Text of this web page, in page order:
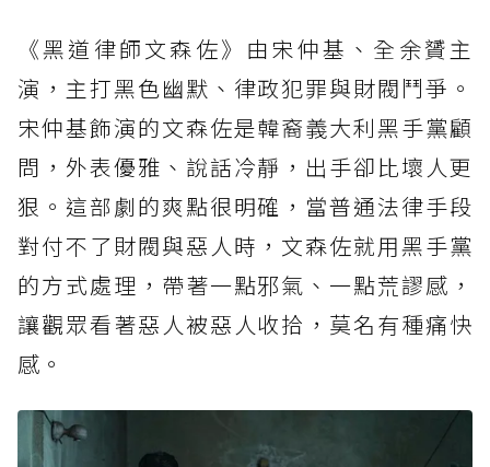
《黑道律師文森佐》由宋仲基、全余贇主
演，主打黑色幽默、律政犯罪與財閥鬥爭。
宋仲基飾演的文森佐是韓裔義大利黑手黨顧
問，外表優雅、說話冷靜，出手卻比壞人更
狠。這部劇的爽點很明確，當普通法律手段
對付不了財閥與惡人時，文森佐就用黑手黨
的方式處理，帶著一點邪氣、一點荒謬感，
讓觀眾看著惡人被惡人收拾，莫名有種痛快
感。